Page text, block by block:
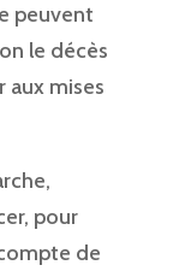
peuvent
le décès
aux mises
pour
de